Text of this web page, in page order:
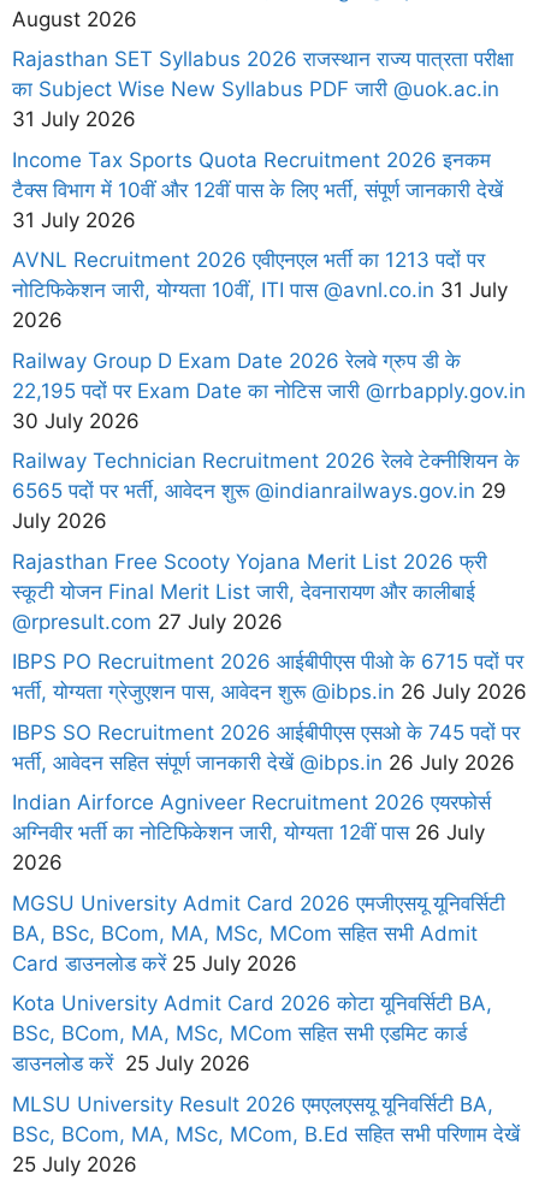
August 2026
Rajasthan SET Syllabus 2026 राजस्थान राज्य पात्रता परीक्षा
का Subject Wise New Syllabus PDF जारी @uok.ac.in
31 July 2026
Income Tax Sports Quota Recruitment 2026 इनकम
टैक्स विभाग में 10वीं और 12वीं पास के लिए भर्ती, संपूर्ण जानकारी देखें
31 July 2026
AVNL Recruitment 2026 एवीएनएल भर्ती का 1213 पदों पर
नोटिफिकेशन जारी, योग्यता 10वीं, ITI पास @avnl.co.in 31 July
2026
Railway Group D Exam Date 2026 रेलवे ग्रुप डी के
22,195 पदों पर Exam Date का नोटिस जारी @rrbapply.gov.in
30 July 2026
Railway Technician Recruitment 2026 रेलवे टेक्नीशियन के
6565 पदों पर भर्ती, आवेदन शुरू @indianrailways.gov.in 29
July 2026
Rajasthan Free Scooty Yojana Merit List 2026 फ्री
स्कूटी योजन Final Merit List जारी, देवनारायण और कालीबाई
@rpresult.com 27 July 2026
IBPS PO Recruitment 2026 आईबीपीएस पीओ के 6715 पदों पर
भर्ती, योग्यता ग्रेजुएशन पास, आवेदन शुरू @ibps.in 26 July 2026
IBPS SO Recruitment 2026 आईबीपीएस एसओ के 745 पदों पर
भर्ती, आवेदन सहित संपूर्ण जानकारी देखें @ibps.in 26 July 2026
Indian Airforce Agniveer Recruitment 2026 एयरफोर्स
अग्निवीर भर्ती का नोटिफिकेशन जारी, योग्यता 12वीं पास26 July
2026
MGSU University Admit Card 2026 एमजीएसयू यूनिवर्सिटी
BA, BSc, BCom, MA, MSc, MCom सहित सभी Admit
Card डाउनलोड करें25 July 2026
Kota University Admit Card 2026 कोटा यूनिवर्सिटी BA,
BSc, BCom, MA, MSc, MCom सहित सभी एडमिट कार्ड
डाउनलोड करें 25 July 2026
MLSU University Result 2026 एमएलएसयू यूनिवर्सिटी BA,
BSc, BCom, MA, MSc, MCom, B.Ed सहित सभी परिणाम देखें
25 July 2026